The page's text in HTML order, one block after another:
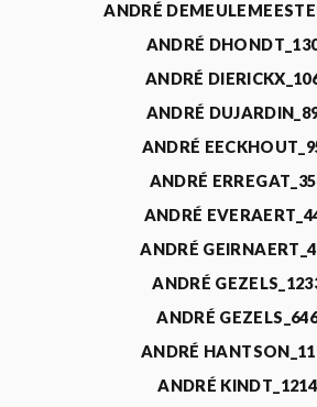
ANDRÉ
ANDRÉ
ANDRÉ
ANDRÉ
ANDRÉ
ANDRÉ
ANDRÉ
ANDRÉ
ANDRÉ
ANDRÉ
ANDRÉ
ANDRÉ